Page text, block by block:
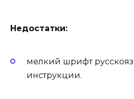
Недостатки:
мелкий шрифт
инструкции.